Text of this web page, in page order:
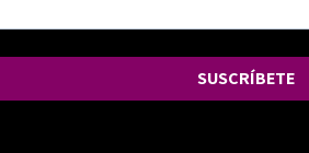
SUSCRÍBETE